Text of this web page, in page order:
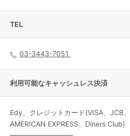
TEL
03-3443-7051
利用可能なキャッシュレス決済
Edy、クレジットカード(VISA、JCB
AMERICAN EXPRESS、Diners Club)